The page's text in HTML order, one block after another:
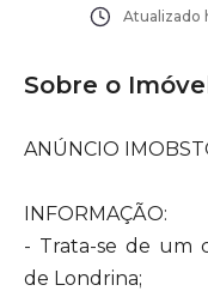
Atualizado
Sobre o
ANÚNCIO
INFORMAÇÃO:
- Trata-se de um
de Londrina;